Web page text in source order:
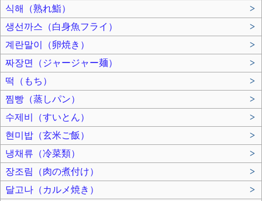
식해（熟れ鮨）
>
생선까스（白身魚フライ）
>
계란말이（卵焼き）
>
짜장면（ジャージャー麺）
>
떡（もち）
>
찜빵（蒸しパン）
>
수제비（すいとん）
>
현미밥（玄米ご飯）
>
냉채류（冷菜類）
>
장조림（肉の煮付け）
>
달고나（カルメ焼き）
>